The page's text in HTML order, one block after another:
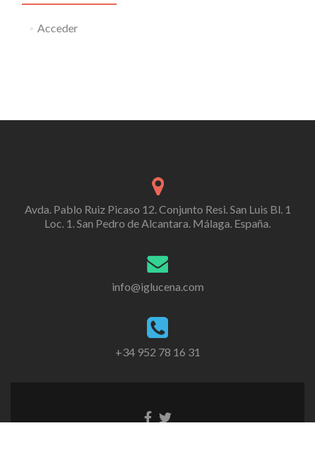
Acceder
Avda. Pablo Ruiz Picaso 12. Conjunto Resi. San Luis Bl. 1
Loc. 1. San Pedro de Alcantara. Málaga. España.
info@iglucena.com
+34 952 78 16 31
EnlaceEnlace